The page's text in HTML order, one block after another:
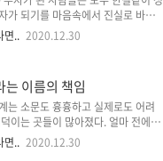
인에 대한 의존도 2. 멀티플레이어적
배 이상 빠른 사이트 제작 능력 4.
5. 개인의 상품성 6. 사업력 7. 대형
가 되기를 마음속에서 진실로 바라
신이 찾고 있는 것이 무엇인가 하는
반드시 성공으로 가는 문은 열리게
는 핑계로, 그리고 쉽게 인생을 가기
를 합리화하는 일에 너무도 익숙해
를 추구하고 의지를 세우는 일은 성
단추일것이라고 생각합니다. 나폴
공철학은 이러한 과정에 서 있는 저
면.. 2020.12.30
이름의 책임
는 소문도 흉흉하고 실제로도 어려
이는 곳들이 많아졌다. 얼마 전에는
이전시라고 자랑하며 어떤 어려움
것 같던 곳도 부도설이 나돌아 업계
면.. 2020.12.30